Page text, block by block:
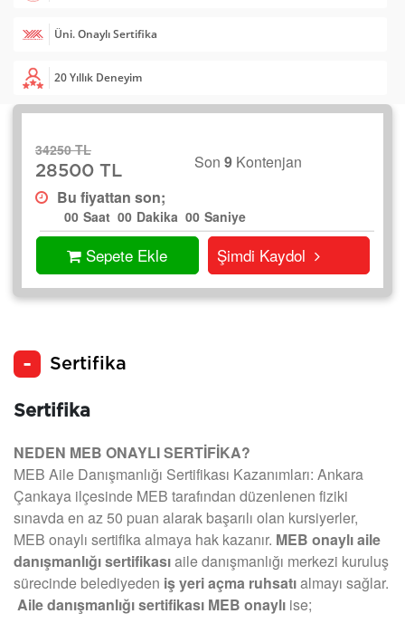
20 Yıllık Deneyim
Üni. Onaylı Sertifika
34250 TL
28500 TL
Son 9Kontenjan
Bu fiyattan son;
00 Saat 00 Dakika 00 Saniye
Sepete Ekle Şimdi Kaydol
Sertifika
Sertifika
NEDEN MEB ONAYLI SERTİFİKA?
MEB Aile Danışmanlığı Sertifikası Kazanımları: Ankara
Çankaya ilçesinde MEB tarafından düzenlenen fiziki
sınavda en az 50 puan alarak başarılı olan kursiyerler,
MEB onaylı sertifika almaya hak kazanır. MEB onaylı aile
danışmanlığı sertifikasıaile danışmanlığı merkezi kuruluş
sürecinde belediyeden iş yeri açma ruhsatıalmayı sağlar.
Aile danışmanlığı sertifikası MEB onaylı ise;